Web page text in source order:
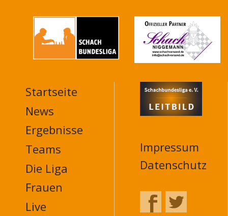
MAIN
NAVIGATION
FOOTER
Startseite
News
Ergebnisse
Teams
Die Liga
Frauen
Live
Impressum
Datenschutz